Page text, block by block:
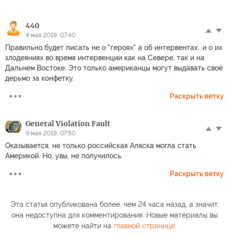
440
9 мая 2019, 07:40
Правильно будет писать не о "героях" а об интервентах...и о их
злодеяниях во время интервенции как на Севере, так и на
Дальнем Востоке. Это только американцы могут выдавать своё
дерьмо за конфетку.
Раскрыть ветку
General Violation Fault
9 мая 2019, 07:50
Оказывается, не только российская Аляска могла стать
Америкой. Но, увы, не получилось.
Раскрыть ветку
Эта статья опубликована более, чем 24 часа назад, а значит,
она недоступна для комментирования. Новые материалы вы
можете найти на главной странице.